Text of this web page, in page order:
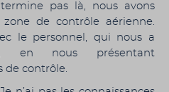
pas là, nous avons
de contrôle aérienne.
le personnel, qui nous a
en nous présentant
de contrôle.